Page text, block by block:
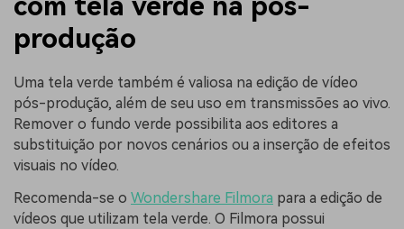
produção
Uma tela verde também é valiosa na edição de vídeo
pós-produção, além de seu uso em transmissões ao vivo.
Remover o fundo verde possibilita aos editores a
substituição por novos cenários ou a inserção de efeitos
visuais no vídeo.
Recomenda-se o Wondershare Filmora para a edição de
vídeos que utilizam tela verde. O Filmora possui